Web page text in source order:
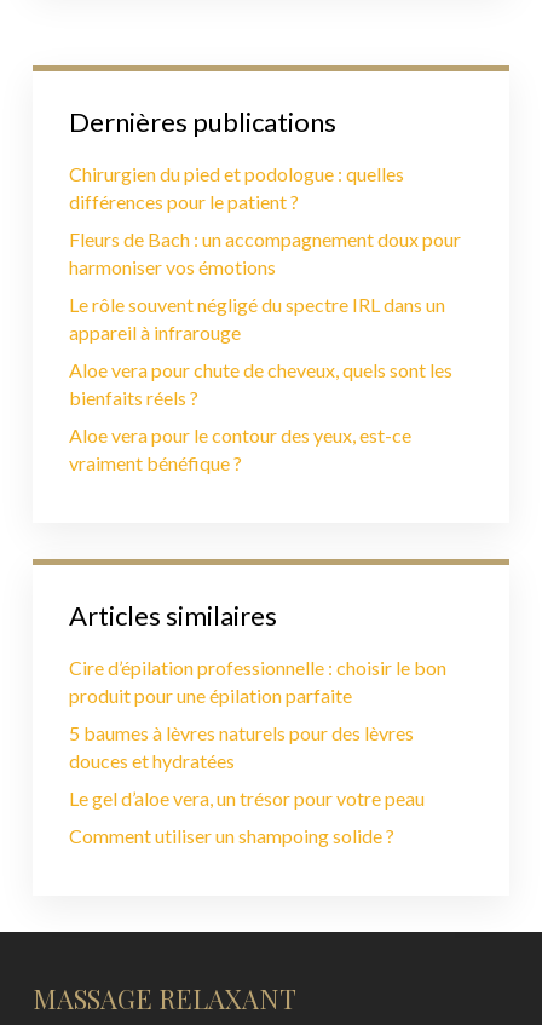
Dernières publications
Chirurgien du pied et podologue : quelles
différences pour le patient ?
Fleurs de Bach : un accompagnement doux pour
harmoniser vos émotions
Le rôle souvent négligé du spectre IRL dans un
appareil à infrarouge
Aloe vera pour chute de cheveux, quels sont les
bienfaits réels ?
Aloe vera pour le contour des yeux, est-ce
vraiment bénéfique ?
Articles similaires
Cire d’épilation professionnelle : choisir le bon
produit pour une épilation parfaite
5 baumes à lèvres naturels pour des lèvres
douces et hydratées
Le gel d’aloe vera, un trésor pour votre peau
Comment utiliser un shampoing solide ?
MASSAGE RELAXANT